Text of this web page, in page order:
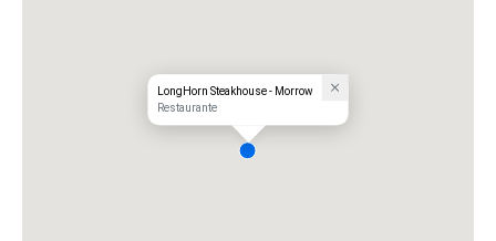
LongHorn Steakhouse - Morrow
Restaurante